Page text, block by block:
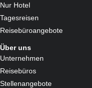
Nur Hotel
Tagesreisen
Reisebüroangebote
Über uns
Unternehmen
Reisebüros
Stellenangebote